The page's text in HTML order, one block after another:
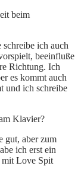
beim
schreibe ich auch
beeinfluße
Richtung. Ich
es kommt auch
und ich schreibe
Klavier?
gut, aber zum
ich erst ein
mit Love Spit